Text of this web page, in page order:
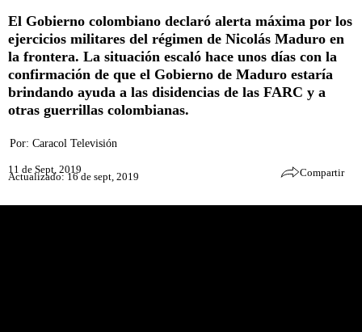
El Gobierno colombiano declaró alerta máxima por los
ejercicios militares del régimen de Nicolás Maduro en
la frontera. La situación escaló hace unos días con la
confirmación de que el Gobierno de Maduro estaría
brindando ayuda a las disidencias de las FARC y a
otras guerrillas colombianas.
Por: Caracol Televisión
11 de Sept, 2019
Actualizado: 16 de sept, 2019 Compartir